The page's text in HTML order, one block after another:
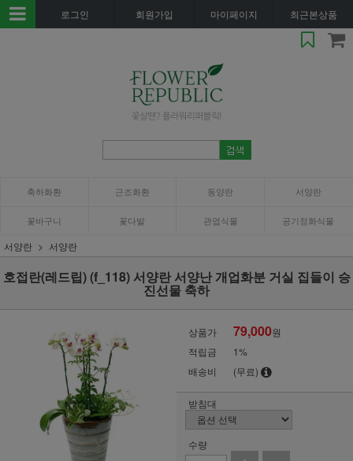
로그인 회원가입 마이페이지 최근본상품
축하화환 근조화환 동양란 서양란
꽃바구니 꽃다발 관엽식물 공기정화식물
서양란 서양란
호접란(레드립) (f_118) 서양란 서양난 개업화분 거실 집들이 승
진선물 축하
상품가 79,000원
적립금
1%
배송비
(무료)
받침대
수량